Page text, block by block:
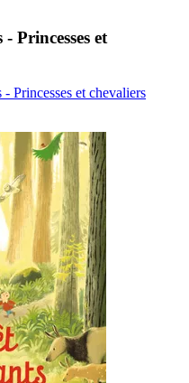
Princesses et
Princesses et chevaliers